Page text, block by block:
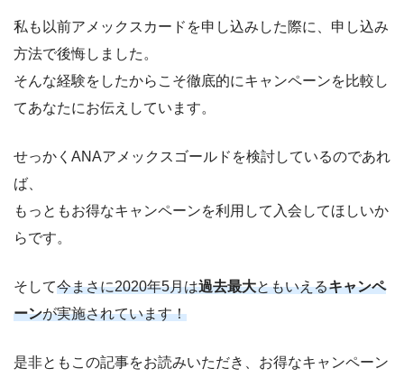
私も以前アメックスカードを申し込みした際に、申し込み
方法で後悔しました。
そんな経験をしたからこそ徹底的にキャンペーンを比較し
てあなたにお伝えしています。
せっかくANAアメックスゴールドを検討しているのであれ
ば、
もっともお得なキャンペーンを利用して入会してほしいか
らです。
そして今まさに2020年5月は過去最大ともいえるキャンペ
ーンが実施されています！
是非ともこの記事をお読みいただき、お得なキャンペーン